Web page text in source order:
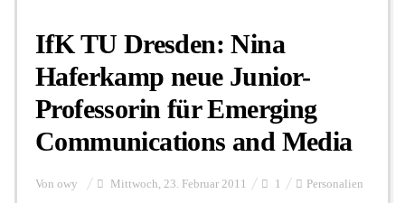
IfK TU Dresden: Nina
Haferkamp neue Junior-
Professorin für Emerging
Communications and Media
Von owy Mittwoch, 23. Februar 2011 1 Personalien